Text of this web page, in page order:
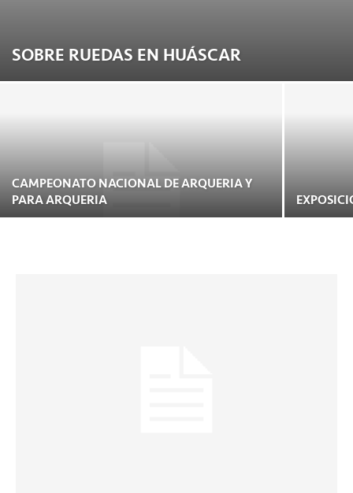
SOBRE RUEDAS EN HUÁSCAR
CAMPEONATO NACIONAL DE ARQUERIA Y
PARA ARQUERIA